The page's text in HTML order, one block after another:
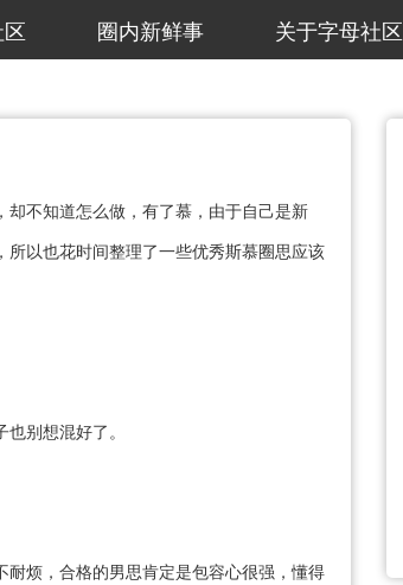
圈内新鲜事 关于字母社区
不知道怎么做，有了慕，由于自己是新
以也花时间整理了一些优秀斯慕圈思应该
别想混好了。
烦，合格的男思肯定是包容心很强，懂得